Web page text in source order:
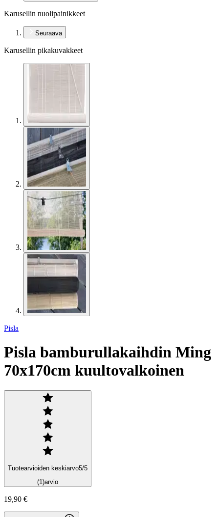
Karusellin nuolipainikkeet
Seuraava
Karusellin pikakuvakkeet
Pisla
Pisla bamburullakaihdin Ming
70x170cm kuultovalkoinen
Tuotearvioiden keskiarvo5/5
(1)arvio
19,90 €